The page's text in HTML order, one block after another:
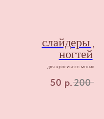
слайдеры
ногтей
для красивого маникюра!
50 р.200 р.